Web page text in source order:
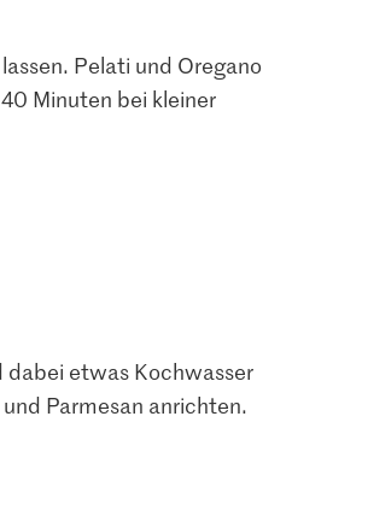
Pelati und Oregano
Minuten bei kleiner
dabei etwas Kochwasser
Parmesan anrichten.